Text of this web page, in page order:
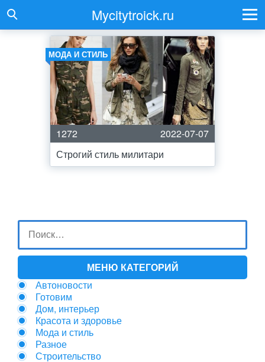
Mycitytroick.ru
МОДА И СТИЛЬ
1272
2022-07-07
Строгий стиль милитари
МЕНЮ КАТЕГОРИЙ
Автоновости
Готовим
Дом, интерьер
Красота и здоровье
Мода и стиль
Разное
Строительство